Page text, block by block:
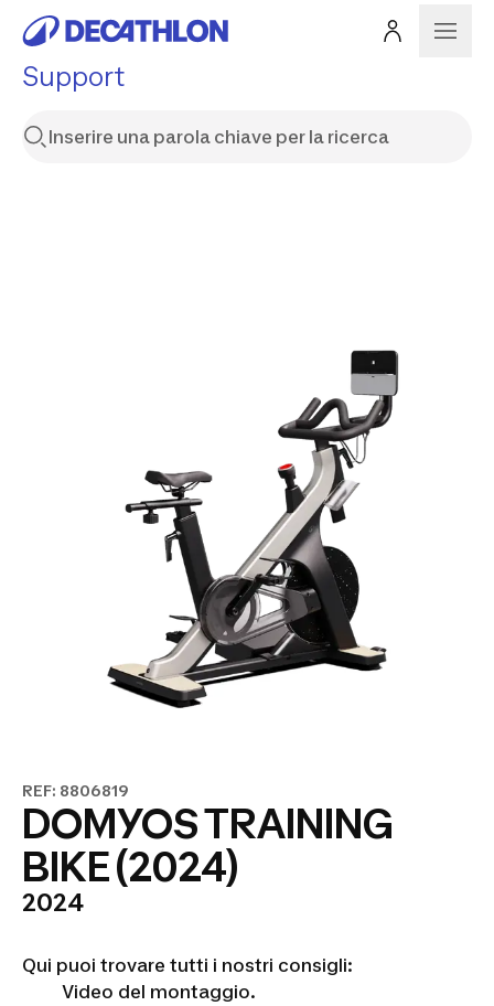
Support
REF: 8806819
DOMYOS TRAINING
BIKE (2024)
2024
Qui puoi trovare tutti i nostri consigli:
Video del montaggio.